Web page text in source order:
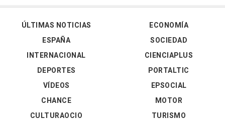
ÚLTIMAS NOTICIAS
ESPAÑA
INTERNACIONAL
DEPORTES
VÍDEOS
ECONOMÍA
SOCIEDAD
CIENCIAPLUS
PORTALTIC
EPSOCIAL
CHANCE
CULTURAOCIO
MOTOR
TURISMO